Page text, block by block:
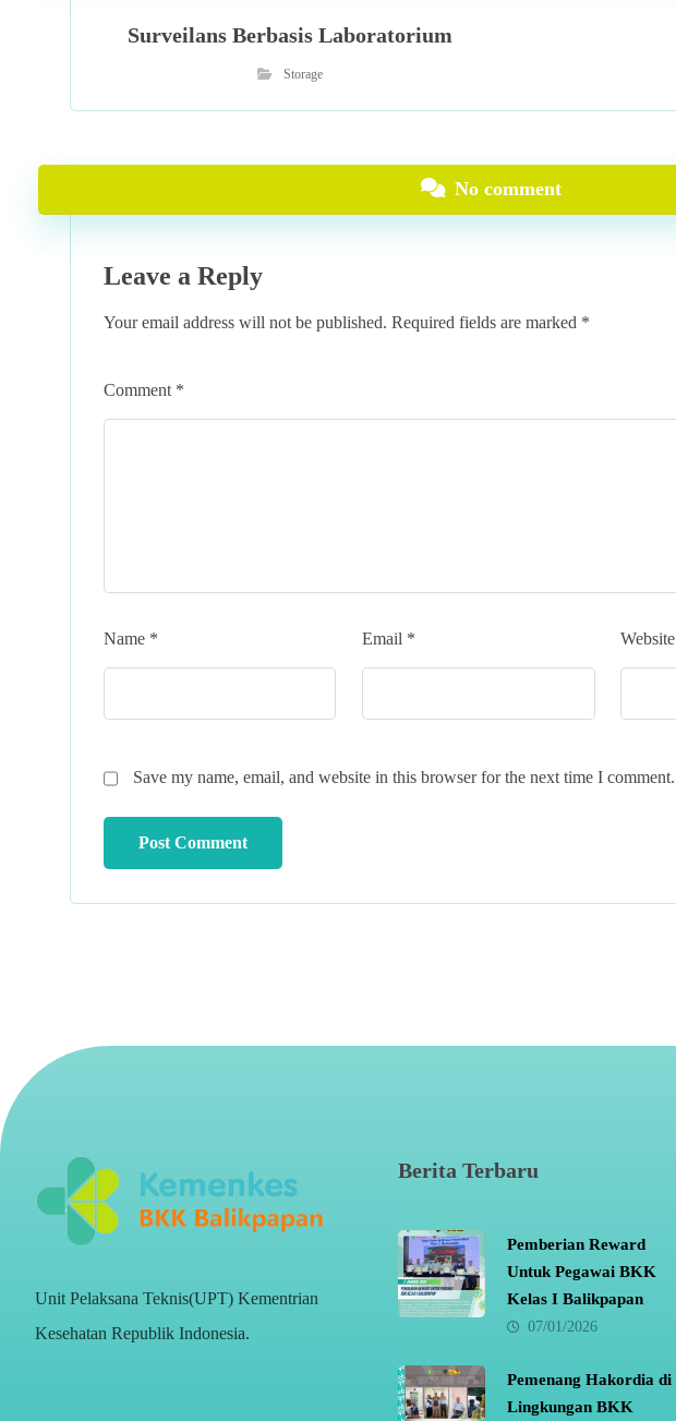
Surveilans Berbasis Laboratorium
Storage
No comment
Leave a Reply
Your email address will not be published. Required fields are marked *
Comment *
Name * Email * Website
Save my name, email, and website in this browser for the next time I comment.
Unit Pelaksana Teknis(UPT) Kementrian
Kesehatan Republik Indonesia.
Berita Terbaru
Pemberian Reward
Untuk Pegawai BKK
Kelas I Balikpapan
07/01/2026
Pemenang Hakordia di
Lingkungan BKK